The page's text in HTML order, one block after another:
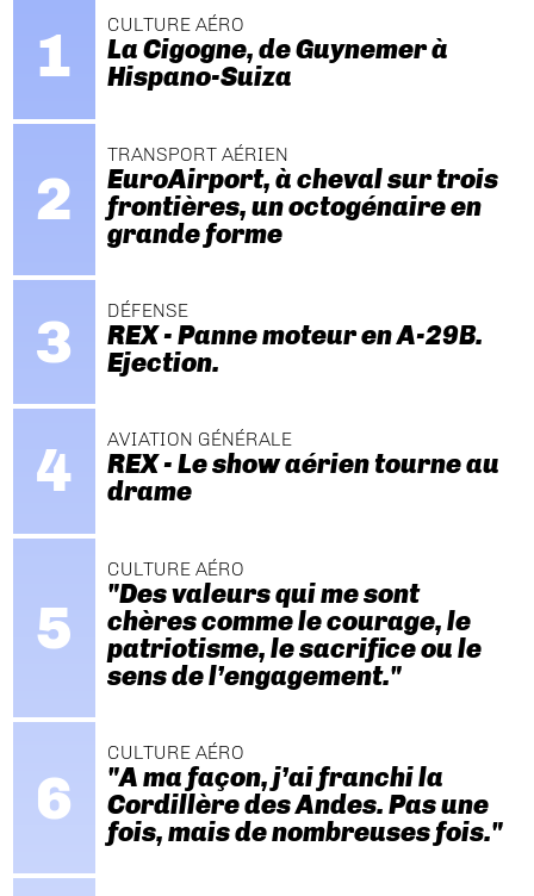
CULTURE AÉRO
La Cigogne, de Guynemer à
Hispano-Suiza
TRANSPORT AÉRIEN
EuroAirport, à cheval sur trois
frontières, un octogénaire en
grande forme
DÉFENSE
REX - Panne moteur en A-29B.
Ejection.
AVIATION GÉNÉRALE
REX - Le show aérien tourne au
drame
CULTURE AÉRO
"Des valeurs qui me sont
chères comme le courage, le
patriotisme, le sacrifice ou le
sens de l’engagement."
CULTURE AÉRO
"A ma façon, j’ai franchi la
Cordillère des Andes. Pas une
fois, mais de nombreuses fois."